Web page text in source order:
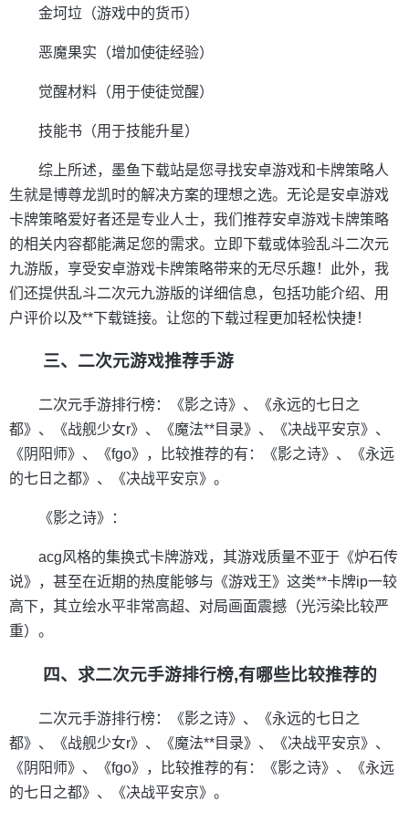
金坷垃（游戏中的货币）
恶魔果实（增加使徒经验）
觉醒材料（用于使徒觉醒）
技能书（用于技能升星）
综上所述，墨鱼下载站是您寻找安卓游戏和卡牌策略人
生就是博尊龙凯时的解决方案的理想之选。无论是安卓游戏
卡牌策略爱好者还是专业人士，我们推荐安卓游戏卡牌策略
的相关内容都能满足您的需求。立即下载或体验乱斗二次元
九游版，享受安卓游戏卡牌策略带来的无尽乐趣！此外，我
们还提供乱斗二次元九游版的详细信息，包括功能介绍、用
户评价以及**下载链接。让您的下载过程更加轻松快捷！
三、二次元游戏推荐手游
二次元手游排行榜：《影之诗》、《永远的七日之
都》、《战舰少女r》、《魔法**目录》、《决战平安京》、
《阴阳师》、《fgo》，比较推荐的有：《影之诗》、《永远
的七日之都》、《决战平安京》。
《影之诗》：
acg风格的集换式卡牌游戏，其游戏质量不亚于《炉石传
说》，甚至在近期的热度能够与《游戏王》这类**卡牌ip一较
高下，其立绘水平非常高超、对局画面震撼（光污染比较严
重）。
四、求二次元手游排行榜,有哪些比较推荐的
二次元手游排行榜：《影之诗》、《永远的七日之
都》、《战舰少女r》、《魔法**目录》、《决战平安京》、
《阴阳师》、《fgo》，比较推荐的有：《影之诗》、《永远
的七日之都》、《决战平安京》。